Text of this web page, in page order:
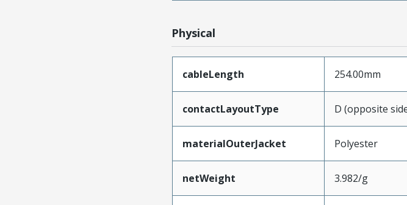
Physical
cableLength 254.00mm
contactLayoutType D (opposite
materialOuterJacket Polyester
netWeight 3.982/g